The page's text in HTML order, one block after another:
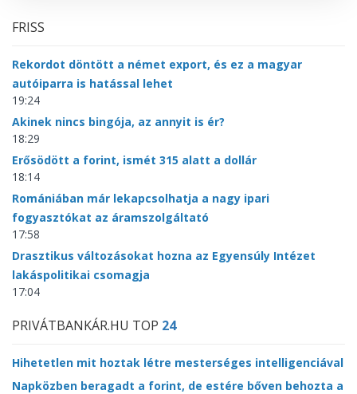
FRISS
Rekordot döntött a német export, és ez a magyar
autóiparra is hatással lehet
19:24
Akinek nincs bingója, az annyit is ér?
18:29
Erősödött a forint, ismét 315 alatt a dollár
18:14
Romániában már lekapcsolhatja a nagy ipari
fogyasztókat az áramszolgáltató
17:58
Drasztikus változásokat hozna az Egyensúly Intézet
lakáspolitikai csomagja
17:04
PRIVÁTBANKÁR.HU TOP 24
Hihetetlen mit hoztak létre mesterséges intelligenciával
Napközben beragadt a forint, de estére bőven behozta a